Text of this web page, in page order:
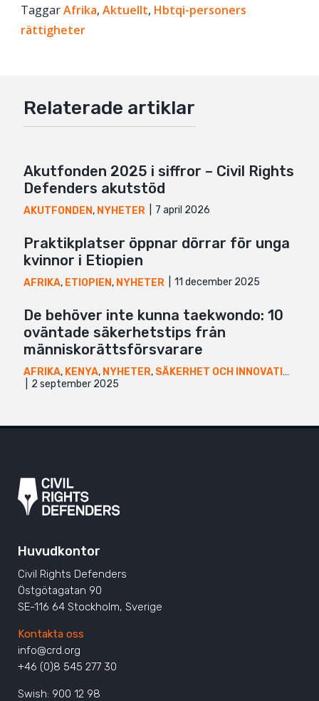
Facebook
Twitter
TaggarAfrika, Aktuellt, Hbtqi-personers
rättigheter
Relaterade artiklar
Akutfonden 2025 i siffror – Civil Rights
Defenders akutstöd
AKUTFONDEN, NYHETER 7 april 2026
Praktikplatser öppnar dörrar för unga
kvinnor i Etiopien
AFRIKA, ETIOPIEN, NYHETER 11 december 2025
De behöver inte kunna taekwondo: 10
oväntade säkerhetstips från
människorättsförsvarare
AFRIKA, KENYA, NYHETER, SÄKERHET OCH INNOVATION
2 september 2025
Huvudkontor
Civil Rights Defenders
Östgötagatan 90
SE-116 64 Stockholm, Sverige
Kontakta oss
info@crd.org
+46 (0)8 545 277 30
Swish: 900 12 98